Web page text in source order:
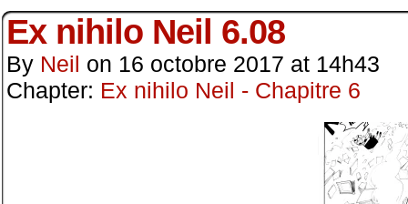
Ex nihilo Neil 6.08
By Neil on 16 octobre 2017 at 14h43
Chapter: Ex nihilo Neil - Chapitre 6